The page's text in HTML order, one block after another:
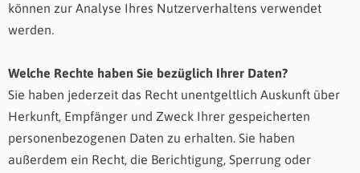
können zur Analyse Ihres Nutzerverhaltens verwendet
werden.
Welche Rechte haben Sie bezüglich Ihrer Daten?
Sie haben jederzeit das Recht unentgeltlich Auskunft über
Herkunft, Empfänger und Zweck Ihrer gespeicherten
personenbezogenen Daten zu erhalten. Sie haben
außerdem ein Recht, die Berichtigung, Sperrung oder